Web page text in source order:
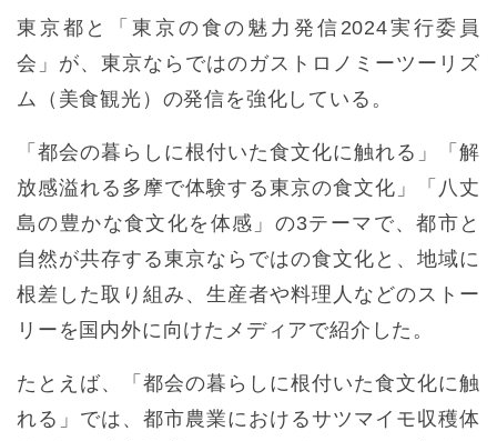
東京都と「東京の食の魅力発信2024実行委員
会」が、東京ならではのガストロノミーツーリズ
ム（美食観光）の発信を強化している。
「都会の暮らしに根付いた食文化に触れる」「解
放感溢れる多摩で体験する東京の食文化」「八丈
島の豊かな食文化を体感」の3テーマで、都市と
自然が共存する東京ならではの食文化と、地域に
根差した取り組み、生産者や料理人などのストー
リーを国内外に向けたメディアで紹介した。
たとえば、「都会の暮らしに根付いた食文化に触
れる」では、都市農業におけるサツマイモ収穫体